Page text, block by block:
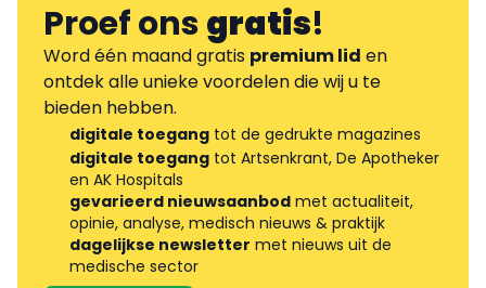
Proef onsgratis!
Word één maand gratis premium lid en
ontdek alle unieke voordelen die wij u te
bieden hebben.
digitale toegang tot de gedrukte magazines
digitale toegang tot Artsenkrant, De Apotheker
en AK Hospitals
gevarieerd nieuwsaanbod met actualiteit,
opinie, analyse, medisch nieuws & praktijk
dagelijkse newsletter met nieuws uit de
medische sector